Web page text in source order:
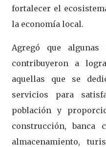
fortalecer el
la economía local.
Agregó que
contribuyeron a
aquellas que se
servicios para
población y
construcción, banca
almacenamiento,